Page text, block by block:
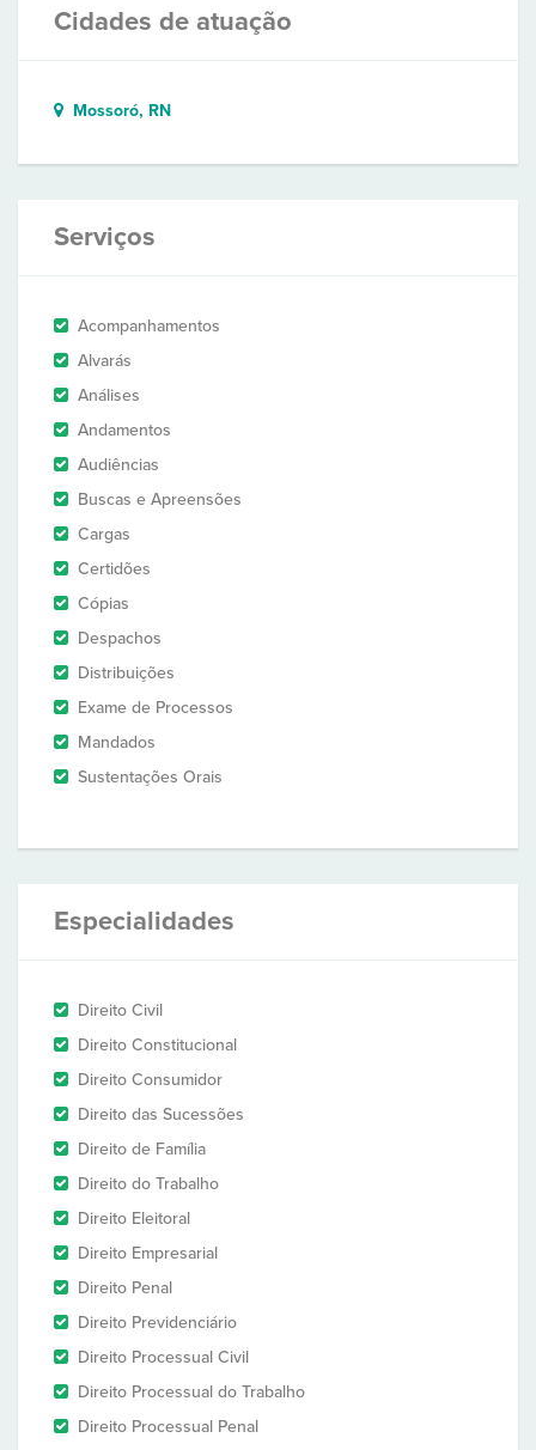
Cidades de atuação
Mossoró, RN
Serviços
Acompanhamentos
Alvarás
Análises
Andamentos
Audiências
Buscas e Apreensões
Cargas
Certidões
Cópias
Despachos
Distribuições
Exame de Processos
Mandados
Sustentações Orais
Especialidades
Direito Civil
Direito Constitucional
Direito Consumidor
Direito das Sucessões
Direito de Família
Direito do Trabalho
Direito Eleitoral
Direito Empresarial
Direito Penal
Direito Previdenciário
Direito Processual Civil
Direito Processual do Trabalho
Direito Processual Penal